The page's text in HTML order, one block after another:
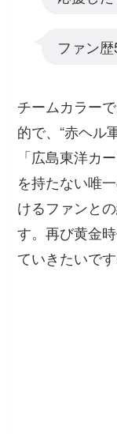
ファン
チームカラー
的で、“赤ヘル
「広島東洋カ
を持たない唯
けるファンと
す。再び黄金
ていきたいです